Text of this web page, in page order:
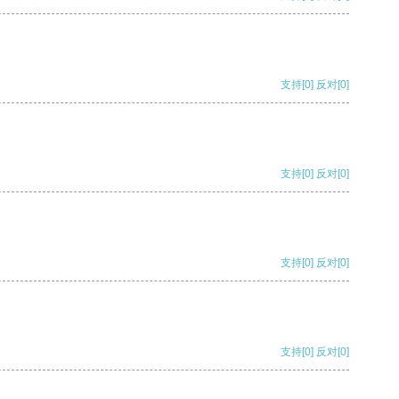
支持[0] 反对[0]
支持[0] 反对[0]
支持[0] 反对[0]
支持[0] 反对[0]